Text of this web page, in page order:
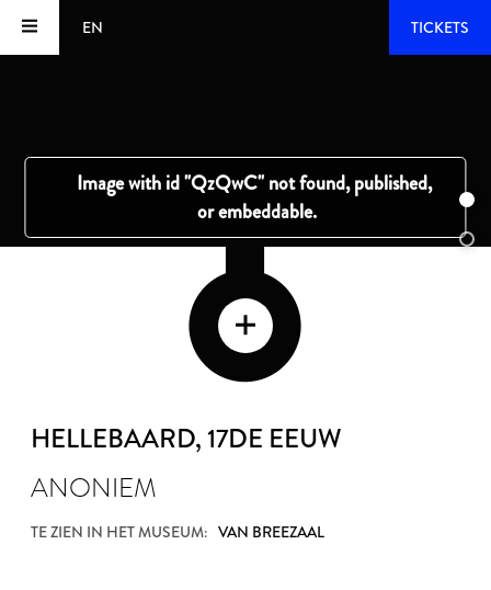
EN TICKETS
HELLEBAARD, 17DE EEUW
ANONIEM
TE ZIEN IN HET MUSEUM: VAN BREEZAAL